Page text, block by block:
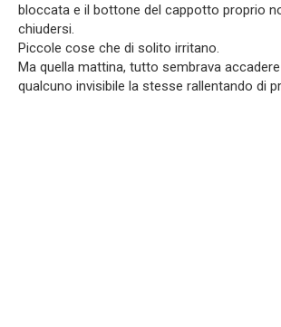
bloccata e il bottone del cappotto proprio
chiudersi.
Piccole cose che di solito irritano.
Ma quella mattina, tutto sembrava
qualcuno invisibile la stesse rallentando di